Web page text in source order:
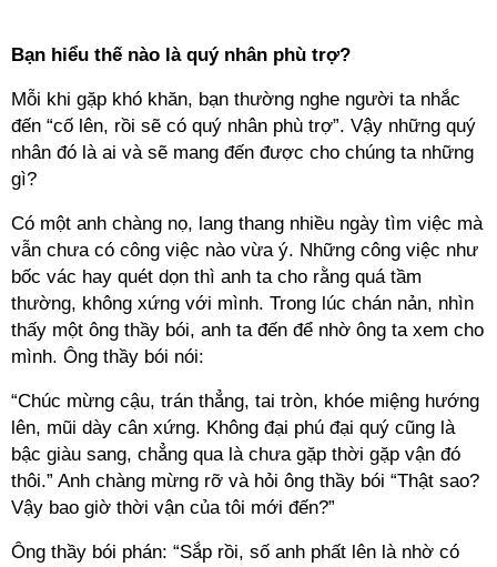
Bạn hiểu thế nào là quý nhân phù trợ?
Mỗi khi gặp khó khăn, bạn thường nghe người ta nhắc
đến “cố lên, rồi sẽ có quý nhân phù trợ”. Vậy những quý
nhân đó là ai và sẽ mang đến được cho chúng ta những
gì?
Có một anh chàng nọ, lang thang nhiều ngày tìm việc mà
vẫn chưa có công việc nào vừa ý. Những công việc như
bốc vác hay quét dọn thì anh ta cho rằng quá tầm
thường, không xứng với mình. Trong lúc chán nản, nhìn
thấy một ông thầy bói, anh ta đến để nhờ ông ta xem cho
mình. Ông thầy bói nói:
“Chúc mừng cậu, trán thẳng, tai tròn, khóe miệng hướng
lên, mũi dày cân xứng. Không đại phú đại quý cũng là
bậc giàu sang, chẳng qua là chưa gặp thời gặp vận đó
thôi.” Anh chàng mừng rỡ và hỏi ông thầy bói “Thật sao?
Vậy bao giờ thời vận của tôi mới đến?”
Ông thầy bói phán: “Sắp rồi, số anh phất lên là nhờ có